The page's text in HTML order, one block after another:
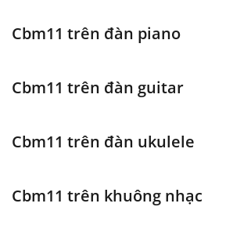
Italiano
日本語
Polski
Português
Cbm11 trên đàn piano
Cbm11 trên đàn guitar
Cbm11 trên đàn ukulele
Cbm11 trên khuông nhạc